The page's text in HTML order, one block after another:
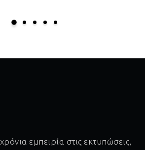
εμπειρία στις εκτυπώσεις,